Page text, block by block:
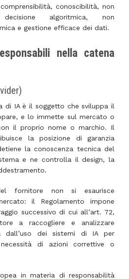
conoscibilità, non
algoritmica, non
e gestione efficace dei dati.
nella catena
di IA è il soggetto che sviluppa il
e lo immette sul mercato o
il proprio nome o marchio. Il
la posizione di garanzia
la conoscenza tecnica del
e ne controlla il design, la
fornitore non si esaurisce
il Regolamento impone
successivo di cui all’art. 72,
a raccogliere e analizzare
dall’uso dei sistemi di IA per
necessità di azioni correttive o
in materia di responsabilità